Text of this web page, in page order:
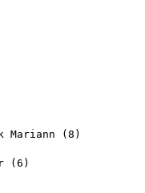
Mariann ( 8
( 6